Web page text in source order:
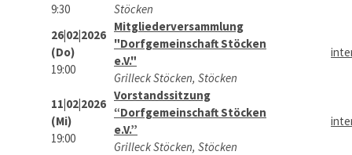
9:30
Stöcken
26|02|2026
(Do)
19:00
Mitgliederversammlung
"Dorfgemeinschaft Stöcken
e.V."
Grilleck Stöcken, Stöcken
11|02|2026
(Mi)
19:00
Vorstandssitzung
“Dorfgemeinschaft Stöcken
e.V.”
Grilleck Stöcken, Stöcken